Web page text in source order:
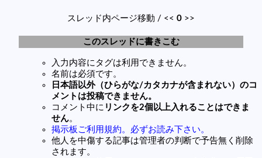
スレッド内ページ移動 / << 0 >>
このスレッドに書きこむ
入力内容にタグは利用できません。
名前は必須です。
日本語以外（ひらがな/カタカナが含まれない）のコ
メントは投稿できません。
コメント中に リンクを2個以上入れることはできま
せん。
掲示板ご利用規約。必ずお読み下さい。
他人を中傷する記事は管理者の判断で予告無く削除
されます。